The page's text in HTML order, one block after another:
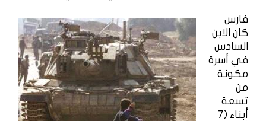
فارس
كان الابن
السادس
في أسرة
مكونة
من
تسعة
أبناء (7